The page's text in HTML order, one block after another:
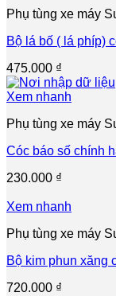
Phụ tùng xe máy
Bộ lá bố ( lá phíp)
475.000 ₫
Xem nhanh
Phụ tùng xe máy
Cóc báo số chính
230.000 ₫
Xem nhanh
Phụ tùng xe máy
Bộ kim phun xăng
720.000 ₫